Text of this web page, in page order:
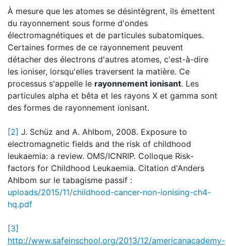
À mesure que les atomes se désintègrent, ils émettent
du rayonnement sous forme d'ondes
électromagnétiques et de particules subatomiques.
Certaines formes de ce rayonnement peuvent
détacher des électrons d'autres atomes, c'est-à-dire
les ioniser, lorsqu'elles traversent la matière. Ce
processus s'appelle le rayonnement ionisant. Les
particules alpha et bêta et les rayons X et gamma sont
des formes de rayonnement ionisant.
[2] J. Schüz and A. Ahlbom, 2008. Exposure to
electromagnetic fields and the risk of childhood
leukaemia: a review. OMS/ICNRIP. Colloque Risk-
factors for Childhood Leukaemia. Citation d'Anders
Ahlbom sur le tabagisme passif :
uploads/2015/11/childhood-cancer-non-ionising-ch4-
hq.pdf
[3]
http://www.safeinschool.org/2013/12/americanacademy-